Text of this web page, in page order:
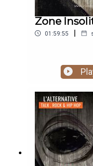
Zone
01:59:55 |